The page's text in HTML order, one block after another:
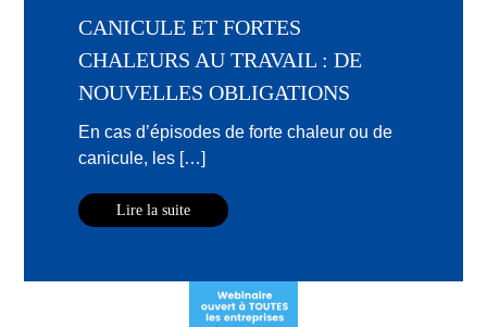
CANICULE ET FORTES
CHALEURS AU TRAVAIL : DE
NOUVELLES OBLIGATIONS
En cas d’épisodes de forte chaleur ou de
canicule, les […]
Lire la suite